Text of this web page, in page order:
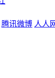
腾讯微博 人人